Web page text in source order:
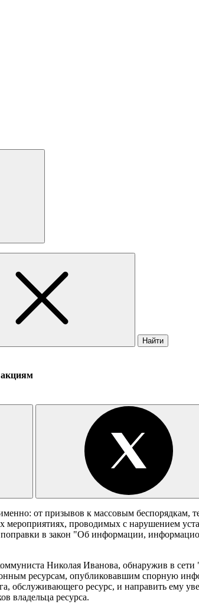
Найти
акциям
от призывов к массовым беспорядкам,
проводимых с нарушением
поправки в закон "Об информации,
Николая Иванова, обнаружив в
ресурсам, опубликовавшим спорную
обслуживающего ресурс, и направить ему
владельца ресурса.